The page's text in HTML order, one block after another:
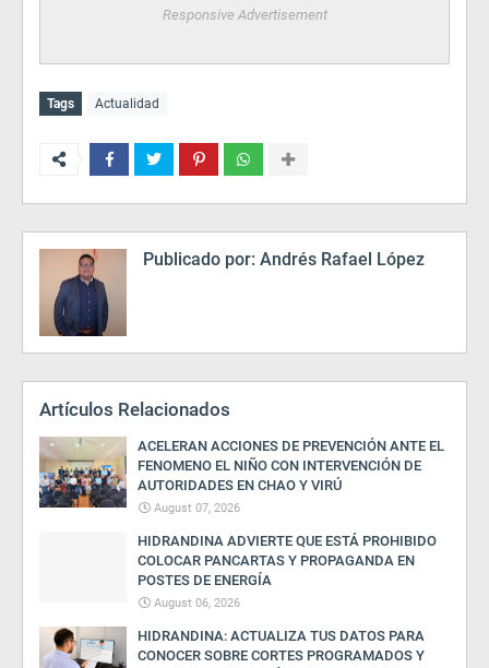
Responsive Advertisement
Tags Actualidad
Publicado por: Andrés Rafael López
Artículos Relacionados
ACELERAN ACCIONES DE PREVENCIÓN ANTE EL
FENOMENO EL NIÑO CON INTERVENCIÓN DE
AUTORIDADES EN CHAO Y VIRÚ
August 07, 2026
HIDRANDINA ADVIERTE QUE ESTÁ PROHIBIDO
COLOCAR PANCARTAS Y PROPAGANDA EN
POSTES DE ENERGÍA
August 06, 2026
HIDRANDINA: ACTUALIZA TUS DATOS PARA
CONOCER SOBRE CORTES PROGRAMADOS Y